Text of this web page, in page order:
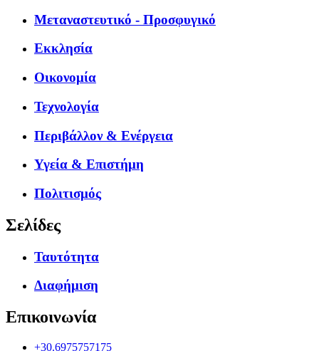
Μεταναστευτικό - Προσφυγικό
Εκκλησία
Οικονομία
Τεχνολογία
Περιβάλλον & Ενέργεια
Υγεία & Επιστήμη
Πολιτισμός
Σελίδες
Ταυτότητα
Διαφήμιση
Επικοινωνία
+30.6975757175